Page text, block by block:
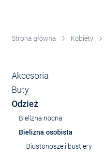
Strona główna Kobiety
Akcesoria
Buty
Odzież
Bielizna nocna
Bielizna osobista
Biustonosze i bustiery